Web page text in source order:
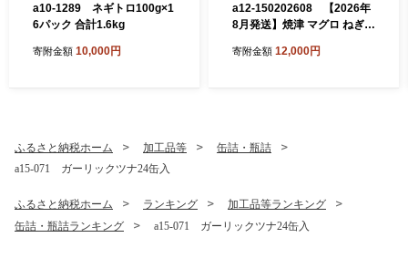
a10-1289 ネギトロ100g×1
6パック 合計1.6kg
寄附金額 10,000円
a12-150202608 【2026年
8月発送】焼津 マグロ ねぎと
寄附金額 12,000円
ふるさと納税ホーム 加工品等
缶詰・瓶詰
a15-071 ガーリックツナ24缶入
ふるさと納税ホーム ランキング
加工品等ランキング
缶詰・瓶詰ランキング
a15-071 ガーリックツナ24缶入